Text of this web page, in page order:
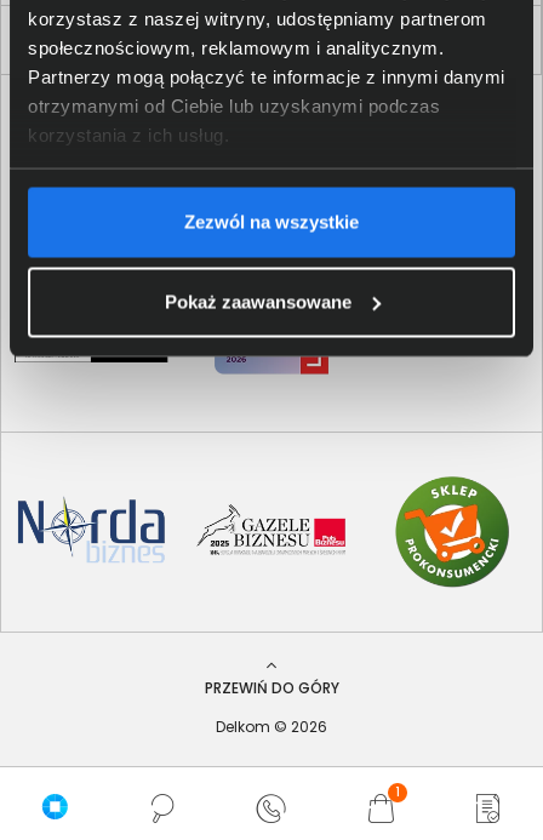
korzystasz z naszej witryny, udostępniamy partnerom
społecznościowym, reklamowym i analitycznym.
Partnerzy mogą połączyć te informacje z innymi danymi
otrzymanymi od Ciebie lub uzyskanymi podczas
korzystania z ich usług.
Zezwól na wszystkie
Pokaż zaawansowane
1
Delkom 2000
PRZEWIŃ DO GÓRY
Delkom © 2026